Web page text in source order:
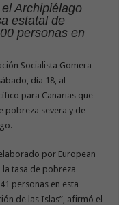
Archipiélago
estatal de
personas en
Socialista Gomera
día 18, al
para Canarias que
pobreza severa y de
por European
la tasa de pobreza
personas en esta
de las Islas”, afirmó el